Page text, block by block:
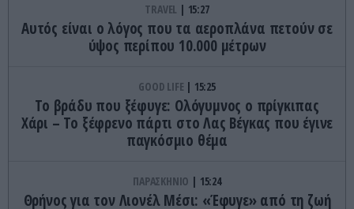
TRAVEL 15:27
Αυτός είναι ο λόγος που τα αεροπλάνα πετούν σε
ύψος περίπου 10.000 μέτρων
GOOD LIFE 15:25
Το βράδυ που ξέφυγε: Ολόγυμνος ο πρίγκιπας
Χάρι – Το ξέφρενο πάρτι στο Λας Βέγκας που έγινε
παγκόσμιο θέμα
ΠΑΡΑΣΚΗΝΙΟ 15:24
Θρήνος για τον Λιονέλ Μέσι: «Έφυγε» από τη ζωή